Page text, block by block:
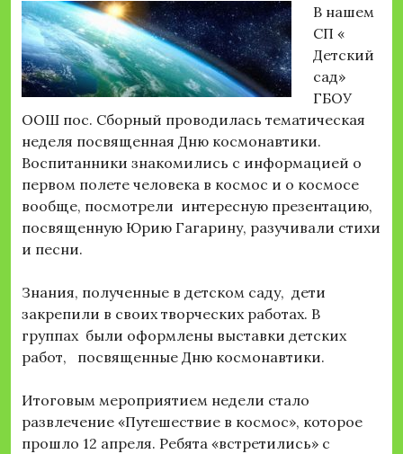
В нашем
СП «
Детский
сад»
ГБОУ
ООШ пос. Сборный проводилась тематическая
неделя посвященная Дню космонавтики.
Воспитанники знакомились с информацией о
первом полете человека в космос и о космосе
вообще, посмотрели интересную презентацию,
посвященную Юрию Гагарину, разучивали стихи
и песни.
Знания, полученные в детском саду, дети
закрепили в своих творческих работах. В
группах были оформлены выставки детских
работ, посвященные Дню космонавтики.
Итоговым мероприятием недели стало
развлечение «Путешествие в космос», которое
прошло 12 апреля. Ребята «встретились» с